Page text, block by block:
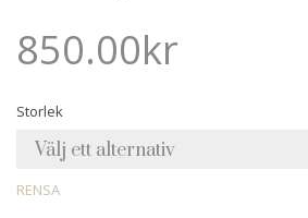
850.00kr
Storlek
RENSA